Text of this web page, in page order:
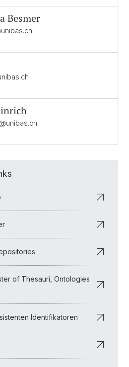
Besmer
of Thesauri, Ontologies
Identifikatoren